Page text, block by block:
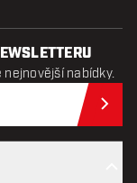
nabídky.